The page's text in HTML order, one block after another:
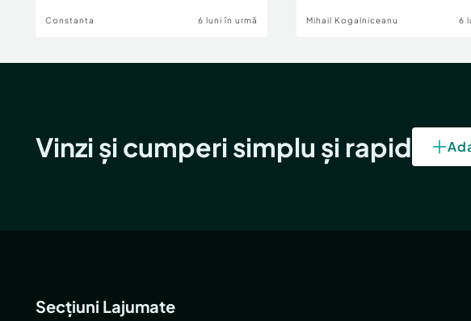
Constanta 6 luni în urmă Mihail Kogalniceanu 6
Vinzi și cumperi simplu și rapid
Secțiuni Lajumate